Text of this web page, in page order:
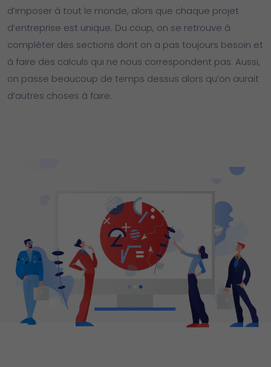
d’imposer à tout le monde, alors que chaque projet
d’entreprise est unique. Du coup, on se retrouve à
compléter des sections dont on a pas toujours besoin et
à faire des calculs qui ne nous correspondent pas. Aussi,
on passe beaucoup de temps dessus alors qu’on aurait
d’autres choses à faire.